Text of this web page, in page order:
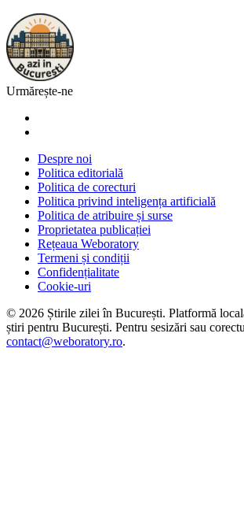
Urmărește-ne
Despre noi
Politica editorială
Politica de corecturi
Politica privind inteligența artificială
Politica de atribuire și surse
Proprietatea publicației
Rețeaua Weboratory
Termeni și condiții
Confidențialitate
Cookie-uri
© 2026 Știrile zilei în București. Platformă
știri pentru București. Pentru sesizări sau
contact@weboratory.ro.